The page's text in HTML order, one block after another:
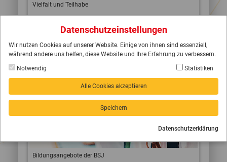
Datenschutzeinstellungen
Wir nutzen Cookies auf unserer Website. Einige von ihnen sind essenziell,
während andere uns helfen, diese Website und Ihre Erfahrung zu verbessern.
Notwendig
Statistiken
Alle Cookies akzeptieren
Speichern
Datenschutzerklärung
Vielfalt und Teilhabe
Weiterlesen
Bildungsangebote der BSJ